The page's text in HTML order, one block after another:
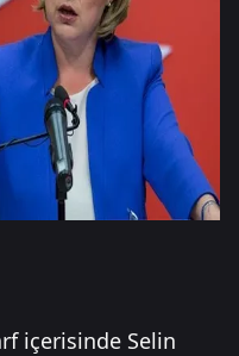
içerisinde Selin